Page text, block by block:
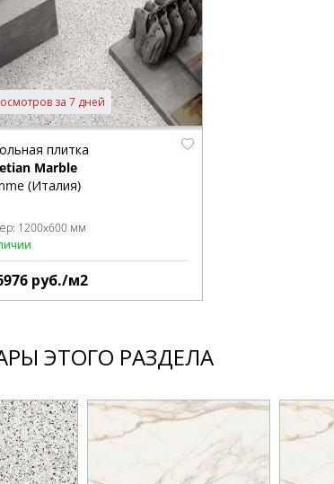
за 7 дней
плитка
Marble
(Италия)
1200x600 мм
руб./м2
ЭТОГО РАЗДЕЛА